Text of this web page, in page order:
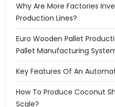
Why Are More Factories
Production Lines?
Euro Wooden Pallet
Pallet Manufacturing
Key Features Of An
How To Produce Coconut
Scale?